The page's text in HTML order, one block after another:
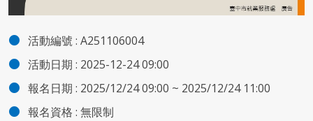
活動編號 : A251106004
活動日期 : 2025-12-24 09:00
報名日期 : 2025/12/24 09:00 ~ 2025/12/24 11:00
報名資格 : 無限制